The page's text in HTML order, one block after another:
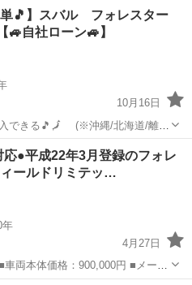
Ｄナビ フルセグ ハーフレザ
単🎵】スバル フォレスター
自社ローン🚙】
10月16日
できる🎵🗾 (※沖縄/北海道/離島
オトロン
応●平成22年3月登録のフォレ
ールドリミテッ…
年
4月27日
2.0Xフィールドリミテッド ■排